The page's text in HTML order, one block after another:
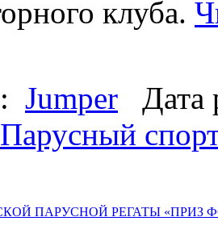
клуба.
Jumper Дата
Парусный